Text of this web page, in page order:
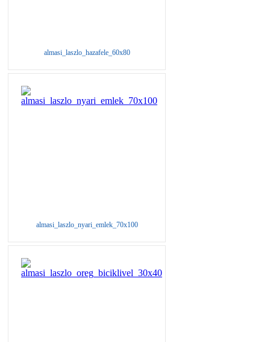
almasi_laszlo_hazafele_60x80
almasi_laszlo_nyari_emlek_70x100